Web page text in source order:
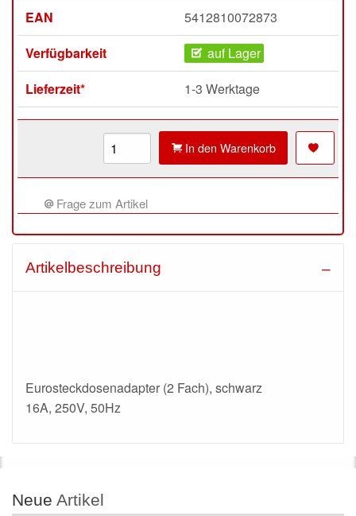
EAN
5412810072873
Verfügbarkeit
auf Lager
Lieferzeit*
1-3 Werktage
In den Warenkorb
Frage zum Artikel
Artikelbeschreibung
Eurosteckdosenadapter (2 Fach), schwarz
16A, 250V, 50Hz
Neue Artikel